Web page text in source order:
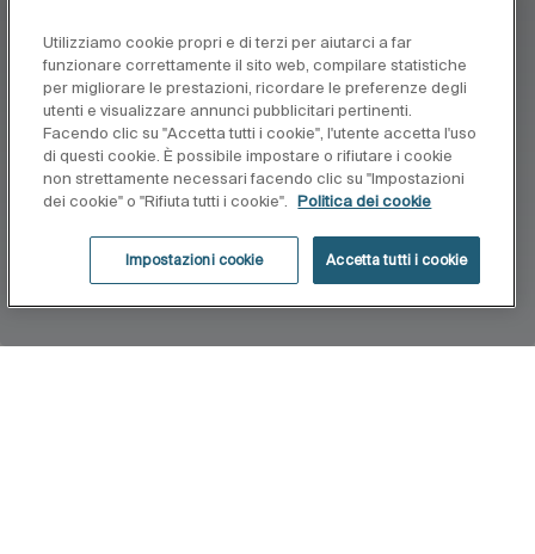
Utilizziamo cookie propri e di terzi per aiutarci a far
funzionare correttamente il sito web, compilare statistiche
per migliorare le prestazioni, ricordare le preferenze degli
utenti e visualizzare annunci pubblicitari pertinenti.
Facendo clic su "Accetta tutti i cookie", l'utente accetta l'uso
di questi cookie. È possibile impostare o rifiutare i cookie
non strettamente necessari facendo clic su "Impostazioni
dei cookie" o "Rifiuta tutti i cookie".
Politica dei cookie
Impostazioni cookie Accetta tutti i cookie